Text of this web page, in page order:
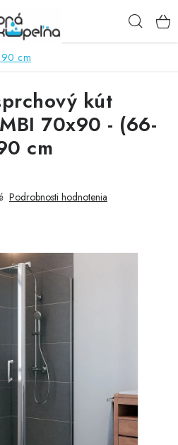
KÚTOM A
cm
kút
70x90 - (66-
cm
Podrobnosti hodnotenia